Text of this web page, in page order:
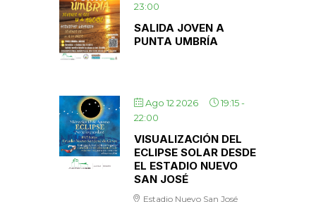
23:00
SALIDA JOVEN A
PUNTA UMBRÍA
Ago 12 2026 19:15-
22:00
VISUALIZACIÓN DEL
ECLIPSE SOLAR DESDE
EL ESTADIO NUEVO
SAN JOSÉ
Estadio Nuevo San José